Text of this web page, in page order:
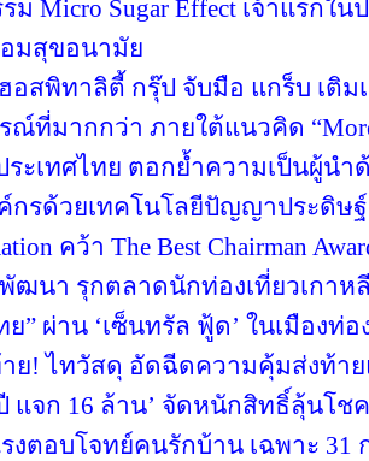
ม Micro Sugar Effect เจ้าแรกใ
มสุขอนามัย
อสพิทาลิตี้ กรุ๊ป จับมือ แกร็บ เติม
ณ์ที่มากกว่า ภายใต้แนวคิด “More
ระเทศไทย ตอกย้ำความเป็นผู้น
กรด้วยเทคโนโลยีปัญญาประดิษฐ์
คว้า The Best Chairman
ฒนา รุกตลาดนักท่องเที่ยวเกาห
ย” ผ่าน ‘เซ็นทรัล ฟู้ด’ ในเมืองท่อ
ย! ไทวัสดุ อัดฉีดความคุ้มส่งท้า
แจก 16 ล้าน’ จัดหนักสิทธิ์ลุ้นโ
งตอบโจทย์คนรักบ้าน เฉพาะ 31